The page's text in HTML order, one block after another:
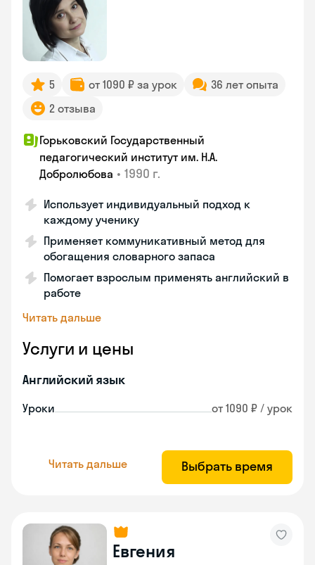
5 от 1090 ₽ за урок
36 лет опыта
2 отзыва
Горьковский Государственный
педагогический институт им. Н.А.
Добролюбова • 1990 г.
Использует индивидуальный подход к
каждому ученику
Применяет коммуникативный метод для
обогащения словарного запаса
Помогает взрослым применять английский в
работе
Читать дальше
Услуги и цены
Английский язык
Уроки от 1090 ₽ / урок
Читать дальше Выбрать время
Евгения